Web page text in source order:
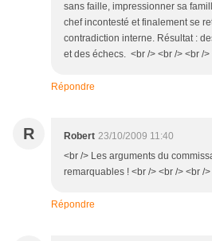
sans faille, impressionner sa
chef incontesté et finalement se
contradiction interne. Résultat :
et des échecs. <br /> <br /> <br />
Répondre
R Robert 23/10/2009 11:40
<br /> Les arguments du
remarquables ! <br /> <br /> <br />
Répondre